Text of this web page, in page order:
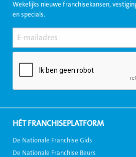
Wekelijks nieuwe franchisekansen,
en specials.
HÉT FRANCHISEPLATFORM
De Nationale Franchise Gids
De Nationale Franchise Beurs